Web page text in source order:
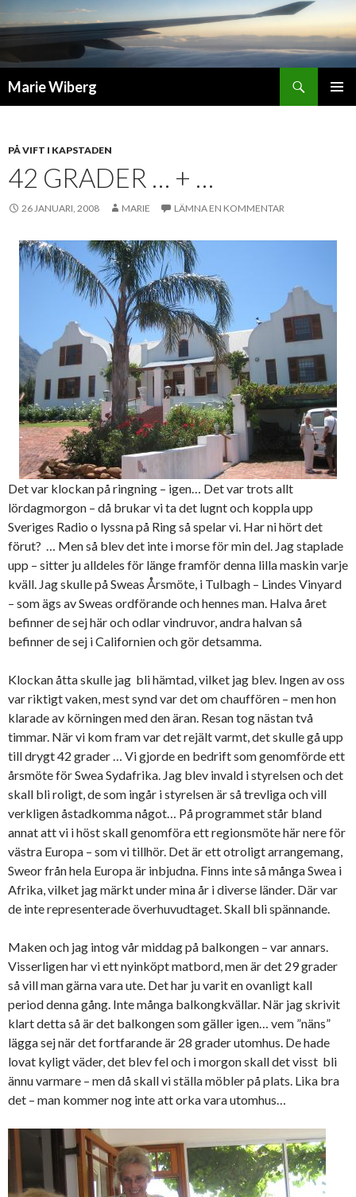
Marie Wiberg
PÅ VIFT I KAPSTADEN
42 GRADER … + …
26 JANUARI, 2008 MARIE LÄMNA EN KOMMENTAR
Det var klockan på ringning – igen… Det var trots allt
lördagmorgon – då brukar vi ta det lugnt och koppla upp
Sveriges Radio o lyssna på Ring så spelar vi. Har ni hört det
förut? … Men så blev det inte i morse för min del. Jag staplade
upp – sitter ju alldeles för länge framför denna lilla maskin varje
kväll. Jag skulle på Sweas Årsmöte, i Tulbagh – Lindes Vinyard
– som ägs av Sweas ordförande och hennes man. Halva året
befinner de sej här och odlar vindruvor, andra halvan så
befinner de sej i Californien och gör detsamma.
Klockan åtta skulle jag bli hämtad, vilket jag blev. Ingen av oss
var riktigt vaken, mest synd var det om chauffören – men hon
klarade av körningen med den äran. Resan tog nästan två
timmar. När vi kom fram var det rejält varmt, det skulle gå upp
till drygt 42 grader … Vi gjorde en bedrift som genomförde ett
årsmöte för Swea Sydafrika. Jag blev invald i styrelsen och det
skall bli roligt, de som ingår i styrelsen är så trevliga och vill
verkligen åstadkomma något… På programmet står bland
annat att vi i höst skall genomföra ett regionsmöte här nere för
västra Europa – som vi tillhör. Det är ett otroligt arrangemang,
Sweor från hela Europa är inbjudna. Finns inte så många Swea i
Afrika, vilket jag märkt under mina år i diverse länder. Där var
de inte representerade överhuvudtaget. Skall bli spännande.
Maken och jag intog vår middag på balkongen – var annars.
Visserligen har vi ett nyinköpt matbord, men är det 29 grader
så vill man gärna vara ute. Det har ju varit en ovanligt kall
period denna gång. Inte många balkongkvällar. När jag skrivit
klart detta så är det balkongen som gäller igen… vem ”näns”
lägga sej när det fortfarande är 28 grader utomhus. De hade
lovat kyligt väder, det blev fel och i morgon skall det visst bli
ännu varmare – men då skall vi ställa möbler på plats. Lika bra
det – man kommer nog inte att orka vara utomhus…